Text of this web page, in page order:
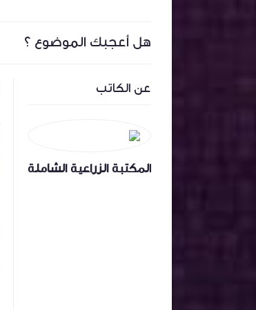
هل أعجبك الموضوع ؟
عن الكاتب
المكتبة الزراعية الشاملة
اللحم : إرشادات ميدانية